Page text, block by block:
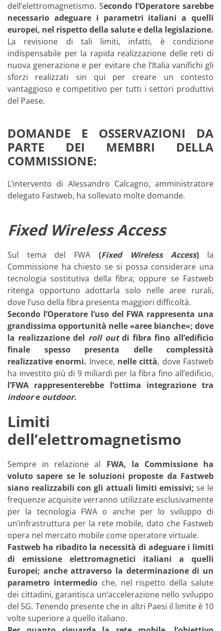
dell’elettromagnetismo. Secondo l’Operatore sarebbe
necessario adeguare i parametri italiani a quelli
europei, nel rispetto della salute e della legislazione.
La revisione di tali limiti, infatti, è condizione
indispensabile per la rapida realizzazione delle reti di
nuova generazione e per evitare che l’Italia vanifichi gli
sforzi realizzati sin qui per creare un contesto
vantaggioso e competitivo per tutti i settori produttivi
del Paese.
DOMANDE E OSSERVAZIONI DA
PARTE DEI MEMBRI DELLA
COMMISSIONE:
L’intervento di Alessandro Calcagno, amministratore
delegato Fastweb, ha sollevato molte domande.
Fixed Wireless Access
Sul tema del FWA (Fixed Wireless Access) la
Commissione ha chiesto se si possa considerare una
tecnologia sostitutiva della fibra; oppure se Fastweb
ritenga opportuno adottarla solo nelle aree rurali,
dove l’uso della fibra presenta maggiori difficoltà.
Secondo l’Operatore l’uso del FWA rappresenta una
grandissima opportunità nelle «aree bianche»; dove
la realizzazione del roll outdi fibra fino all’edificio
finale spesso presenta delle complessità
realizzative enormi. Invece, nelle città, dove Fastweb
ha investito più di 9 miliardi per la fibra fino all’edificio,
l’FWA rappresenterebbe l’ottima integrazione tra
indoore outdoor.
Limiti
dell’elettromagnetismo
Sempre in relazione al FWA, la Commissione ha
voluto sapere se le soluzioni proposte da Fastweb
siano realizzabili con gli attuali limiti emissivi; se le
frequenze acquisite verranno utilizzate esclusivamente
per la tecnologia FWA o anche per lo sviluppo di
un’infrastruttura per la rete mobile, dato che Fastweb
opera nel mercato mobile come operatore virtuale.
Fastweb ha ribadito la necessità di adeguare i limiti
di emissione elettromagnetici italiani a quelli
Europei; anche attraverso la determinazione di un
parametro intermedioche, nel rispetto della salute
dei cittadini, garantisca un’accelerazione nello sviluppo
del 5G. Tenendo presente che in altri Paesi il limite è 10
volte superiore a quello italiano.